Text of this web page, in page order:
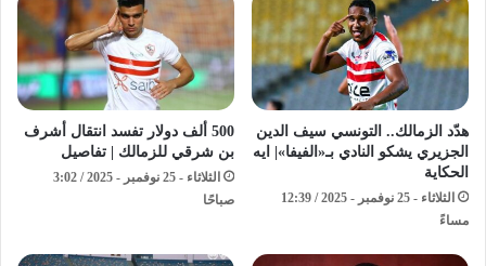
هدّد الزمالك.. التونسي سيف الدين
الجزيري يشكو النادي بـ«الفيفا»| ايه
الحكاية
الثلاثاء - 25 نوفمبر - 2025 / 12:39
مساءً
500 ألف دولار تفسد انتقال أشرف
بن شرقي للزمالك | تفاصيل
الثلاثاء - 25 نوفمبر - 2025 / 3:02
صباحًا